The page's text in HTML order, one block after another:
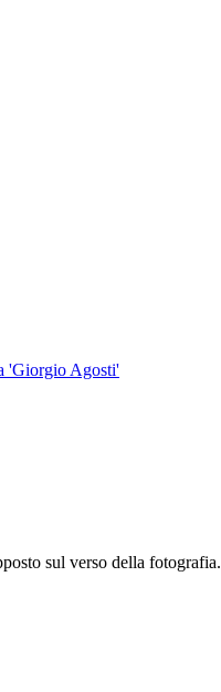
'Giorgio Agosti'
sul verso della fotografia.